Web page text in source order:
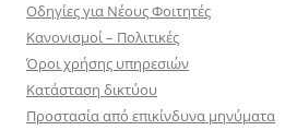
Οδηγίες για Νέους Φοιτητές
Κανονισμοί – Πολιτικές
Όροι χρήσης υπηρεσιών
Κατάσταση δικτύου
Προστασία από επικίνδυνα μηνύματα